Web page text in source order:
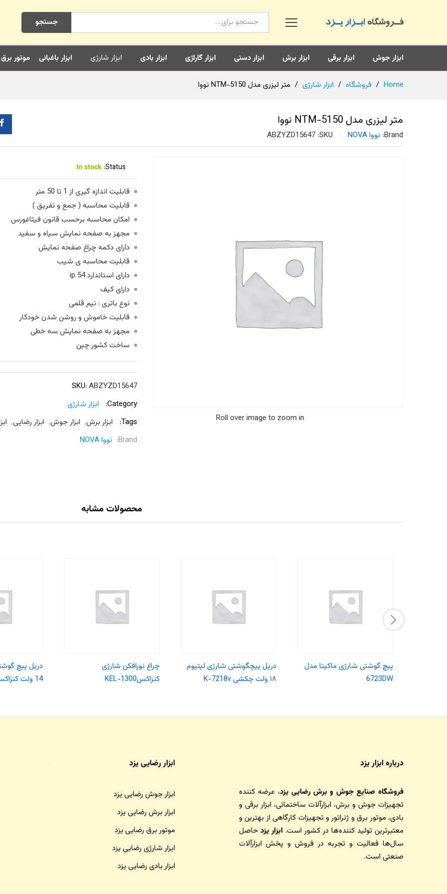
همه محصولات جستجو
ابزار جوش ابزار برقی ابزار برش ابزار دستی ابزار گاراژی ابزار بادی ابزار شارژی ابزار باغبانی موتور برق
Home
/ فروشگاه / ابزار شارژی / متر لیزری مدل NTM-5150 نووا
متر لیزری مدل NTM-5150 نووا
Brand: نووا NOVA SKU:
ABZYZD15647
Roll over image to zoom in
Status:
In stock
قابلیت اندازه گیری از 1 تا 50 متر
قابلیت محاسبه ( جمع و تفریق )
امکان محاسبه برحسب قانون فیثاغورس
مجهز به صفحه نمایش سیاه و سفید
دارای دکمه چراغ صفحه نمایش
قابلیت محاسبه ی شیب
دارای استاندارد ip 54
دارای کیف
نوع باتری : نیم قلمی
قابلیت خاموش و روشن شدن خودکار
مجهز به صفحه نمایش سه خطی
ساخت کشور چین
SKU:ABZYZD15647
Category:
ابزار شارژی
Tags:
ابزار برش, ابزار جوش, ابزار رضایی,
Brand: نووا NOVA
محصولات مشابه
پیچ گوشتی شارژی ماکیتا مدل
6723DW
دریل پیچگوشتی شارژی لیتیوم
۱۸ ولت چکشی K-7218v
چراغ نورافکن شارژی
کنزاکسKEL-1300
دریل پیچ
14 ولت کنزاکس KCDI-114
درباره ابزار یزد
فروشگاه صنایع جوش و برش رضایی یزد، عرضه کننده
تجهیزات جوش و برش، ابزارآلات ساختمانی، ابزار برقی و
بادی، موتور برق و ژنراتور و تجهیزات کارگاهی از بهترین و
معتبرترین تولید کننده‌ها در کشور است. ابزار یزد حاصل
سال‌ها فعالیت و تجربه در فروش و پخش ابزارآلات
صنعتی است.
ابزار رضایی یزد
ابزار جوش رضایی یزد
ابزار برش رضایی یزد
موتور برق رضایی یزد
ابزار شارژی رضایی یزد
ابزار بادی رضایی یزد